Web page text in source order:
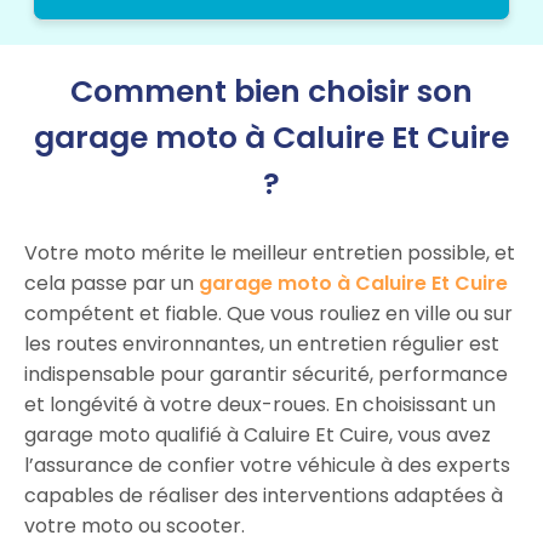
Comment bien choisir son
garage moto à Caluire Et Cuire
?
Votre moto mérite le meilleur entretien possible, et
cela passe par un garage moto à Caluire Et Cuire
compétent et fiable. Que vous rouliez en ville ou sur
les routes environnantes, un entretien régulier est
indispensable pour garantir sécurité, performance
et longévité à votre deux-roues. En choisissant un
garage moto qualifié à Caluire Et Cuire, vous avez
l’assurance de confier votre véhicule à des experts
capables de réaliser des interventions adaptées à
votre moto ou scooter.